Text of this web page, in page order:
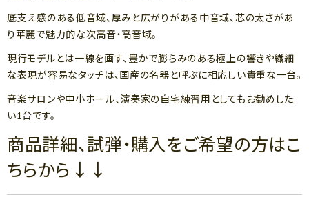
底支え感のある低音域、厚みと広がりがある中音域、芯の太さがあ
り華麗で魅力的な次高音・高音域。
現行モデルとは一線を画す、豊かで膨らみのある極上の響きや繊細
な表現が容易なタッチは、国産の名器と呼ぶに相応しい貴重な一台。
音楽サロンや中小ホール、演奏家の自宅練習用としてもお勧めした
い1台です。
商品詳細、試弾・購入をご希望の方はこ
ちらから↓↓